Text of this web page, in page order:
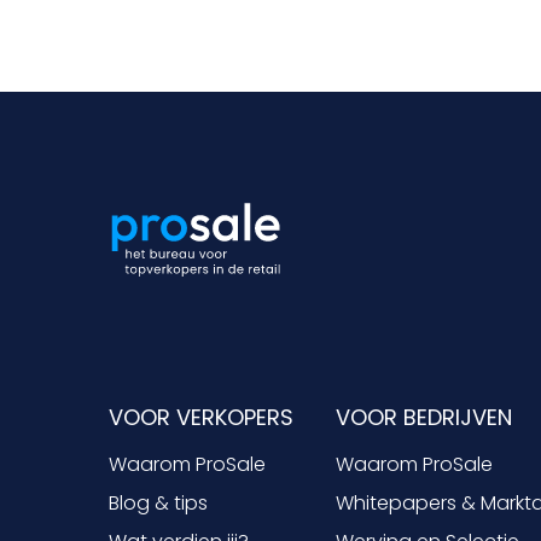
VOOR VERKOPERS
Waarom ProSale
Blog & tips
VOOR BEDRIJVEN
Waarom ProSale
Whitepapers &